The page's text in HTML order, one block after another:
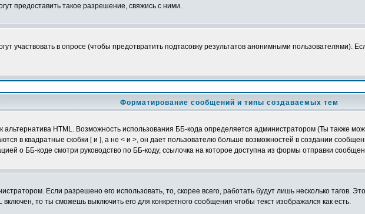
предоставить такое разрешение, свяжись с ними.
участвовать в опросе (чтобы предотвратить подтасовку результатов анонимными пользователями).
Форматирование сообщений и типы создаваемых тем
альтернатива HTML. Возможность использования ББ-кода определяется администратором (Ты также
в квадратные скобки [ и ], а не < и >, он дает пользователю больше возможностей в создании
о ББ-коде смотри руководство по ББ-коду, ссылочка на которое доступна из формы отправки
Если разрешено его использовать, то, скорее всего, работать будут лишь несколько тагов.
то ты сможешь выключить его для конкретного сообщения чтобы текст изображался как есть.